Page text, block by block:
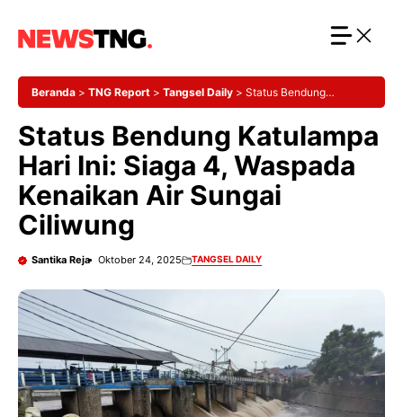
Beranda > TNG Report > Tangsel Daily > Status Bendung
Status Bendung Katulampa
Hari Ini: Siaga 4, Waspada
Kenaikan Air Sungai
Ciliwung
Santika Reja Oktober 24, 2025 TANGSEL DAILY